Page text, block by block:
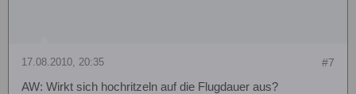
#7
17.08.2010, 20:35
AW: Wirkt sich hochritzeln auf die Flugdauer aus?